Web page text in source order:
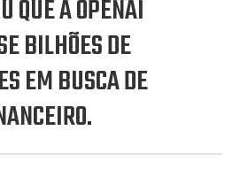
QUE A OPENAI
BILHÕES DE
EM BUSCA DE